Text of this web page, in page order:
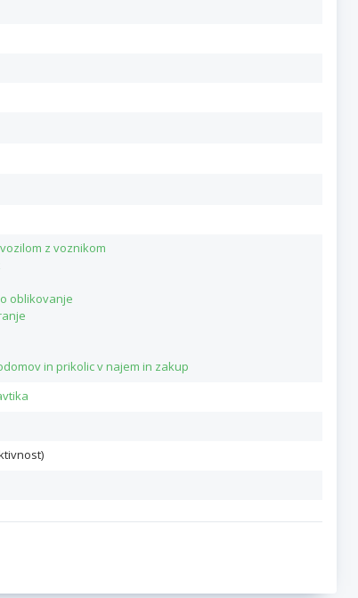
z voznikom
oblikovanje
in prikolic v najem in zakup